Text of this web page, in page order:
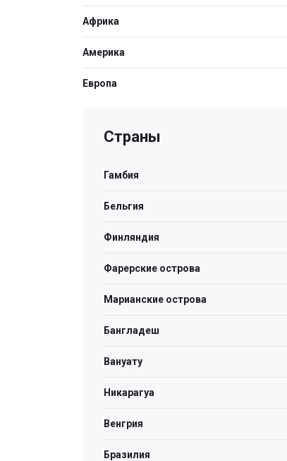
Африка
Америка
Европа
Страны
Гамбия
Бельгия
Финляндия
Фарерские острова
Марианские острова
Бангладеш
Вануату
Никарагуа
Венгрия
Бразилия